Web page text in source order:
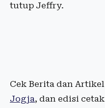
tutup Jeffry.
Cek Berita dan
Jogja, dan edisi